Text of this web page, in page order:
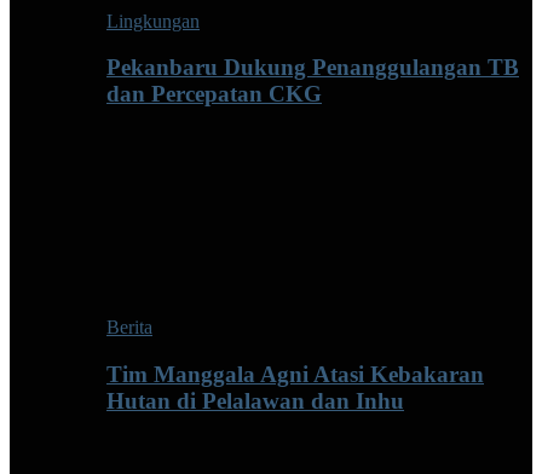
Lingkungan
Pekanbaru Dukung Penanggulangan TB
dan Percepatan CKG
Berita
Tim Manggala Agni Atasi Kebakaran
Hutan di Pelalawan dan Inhu